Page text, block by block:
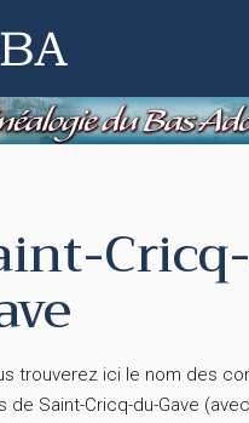
trouverez ici le nom des
de Saint-Cricq-du-Gave